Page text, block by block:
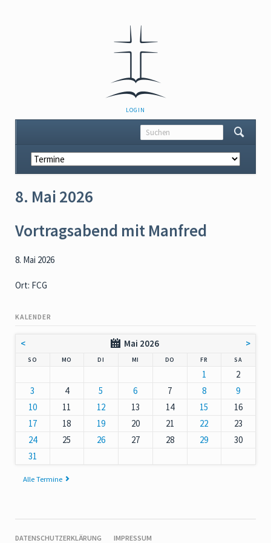
NAVIGATION
ÜBERSPRINGEN
LOGIN
Navigation
überspringen
8. Mai 2026
Vortragsabend mit Manfred
8. Mai 2026
Ort: FCG
KALENDER
< Mai 2026 >
SO MO DI MI DO NNERSTAG
FR SAMSTAG
1
2
3
4 5 6 7 8
9
10
11 12 13 14 15
16
17
18 19 20 21 22
23
24
25 26 27 28 29
30
31
Alle Termine
NAVIGATION
DATENSCHUTZERKLÄRUNG IMPRESSUM